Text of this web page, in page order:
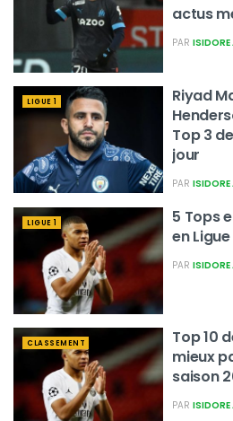
actus
PAR ISIDORE
LIGUE 1
Riyad
Top 3
jour
PAR ISIDORE
LIGUE 1
5 Tops
en
PAR ISIDORE
CLASSEMENT
Top 10
mieux
saison
PAR ISIDORE